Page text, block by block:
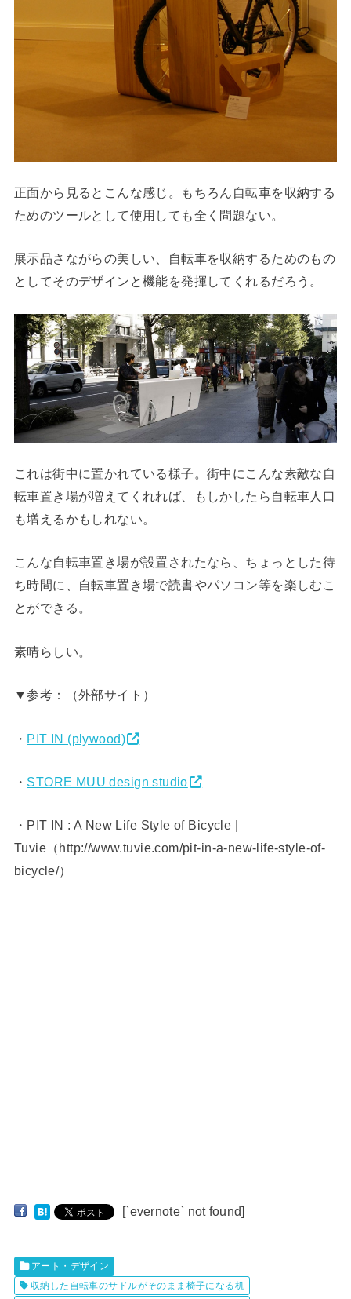
正面から見るとこんな感じ。もちろん自転車を収納する
ためのツールとして使用しても全く問題ない。
展示品さながらの美しい、自転車を収納するためのもの
としてそのデザインと機能を発揮してくれるだろう。
これは街中に置かれている様子。街中にこんな素敵な自
転車置き場が増えてくれれば、もしかしたら自転車人口
も増えるかもしれない。
こんな自転車置き場が設置されたなら、ちょっとした待
ち時間に、自転車置き場で読書やパソコン等を楽しむこ
とができる。
素晴らしい。
▼参考：（外部サイト）
・ PIT IN (plywood)
・ STORE MUU design studio
・PIT IN : A New Life Style of Bicycle |
Tuvie（http://www.tuvie.com/pit-in-a-new-life-style-of-
bicycle/）
[`evernote` not found]
アート・デザイン
収納した自転車のサドルがそのまま椅子になる机